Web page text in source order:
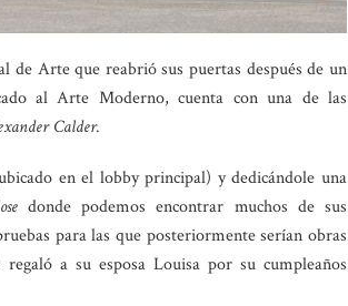
de Arte que reabrió sus puertas después de un
al Arte Moderno, cuenta con una de las
Calder.
en el lobby principal) y dedicándole una
donde podemos encontrar muchos de sus
para las que posteriormente serían obras
a su esposa Louisa por su cumpleaños